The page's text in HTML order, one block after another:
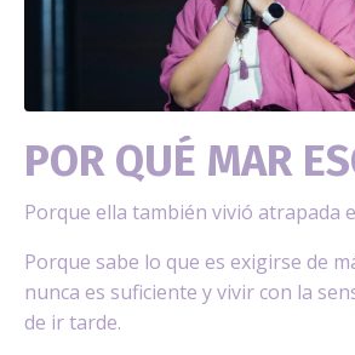
POR QUÉ MAR
Porque ella también vivió atrapada
Porque sabe lo que es exigirse de
nunca es suficiente y vivir con la
de ir tarde.